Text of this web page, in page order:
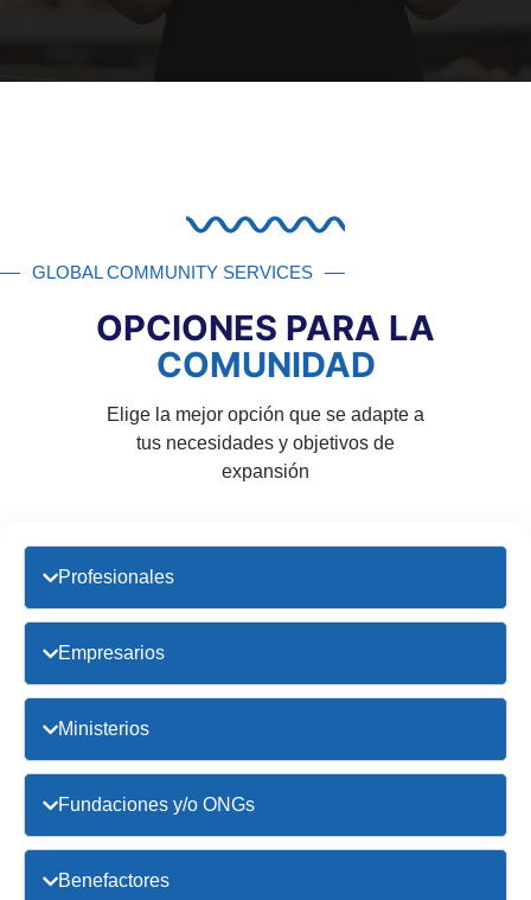
GLOBAL COMMUNITY SERVICES
OPCIONES PARA LA
COMUNIDAD
Elige la mejor opción que se adapte a
tus necesidades y objetivos de
expansión
Profesionales
Empresarios
Ministerios
Fundaciones y/o ONGs
Benefactores